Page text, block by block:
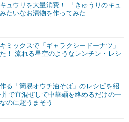
ュウリを大量消費！ 「きゅうりのキュ
たいなお漬物を作ってみた
ミックスで「ギャラクシードーナツ」
！ 流れる星空のようなレンチン・レシ
る「簡易オウチ油そば」のレシピを紹
で直混ぜして中華麺を絡めるだけの一
のに超うまそう